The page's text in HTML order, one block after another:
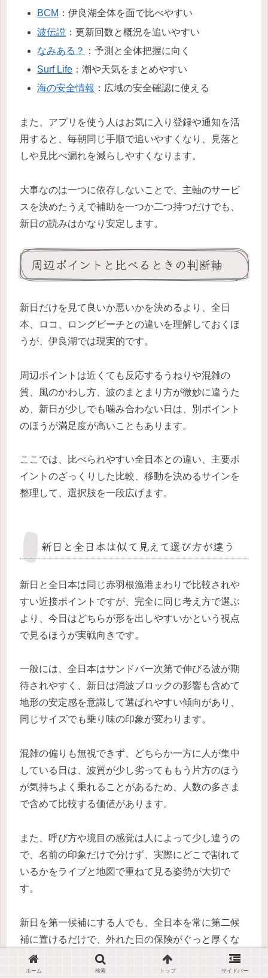
BCM ：伊良湖全体を面で比べやすい
波伝説 ：更新回数と概況を追いやすい
なみある？
：予測と全体把握に向く
Surf Life ：潮や天気をまとめやすい
海の安全情報 ：広域の安全確認に使える
また、アプリを使う人はお気に入り登録や通知を活
用すると、毎朝同じ手順で追いやすくなり、見落と
しや見比べ漏れを減らしやすくなります。
大事なのは一つに依存しないことで、主軸のサービ
スを決めたうえで補助を一つか二つ持つだけでも、
新日の読みはかなり安定します。
周辺ポイントと比べるときの判断軸
新日だけを見て良いか悪いかを決めるより、全日
本、ロコ、ロングビーチとの違いを理解しておくほ
うが、伊良湖では現実的です。
周辺ポイントは近くても反応するうねりや混雑の
質、風のかわし方、波のまとまり方が微妙に違うた
め、新日が少しでも噛み合わない日は、別ポイント
のほうが満足度が高いこともあります。
ここでは、比べられやすい全日本との違い、主要ポ
イントのざっくりした比較、移動を決めるサインを
整理して、選択肢を一段広げます。
新日と全日本は似て見えて選び方が違う
新日と全日本は同じ赤羽根漁港まわりで比較されや
すい近接ポイントですが、完全に同じ考え方で選ぶ
より、今日はどちらが形を出しやすいかという視点
で見るほうが実戦向きです。
一般には、全日本はサンドバー次第で伸びる波が期
待されやすく、新日は消波ブロックの影響も含めて
地形の安定感を意識して選ばれやすい傾向があり、
同じサイズでも乗り味の印象が変わります。
混雑の偏りも無視できず、どちらか一方に人が集中
している日は、波質が少し劣ってももう片方のほう
が気持ちよく乗れることがあるため、人数の多さま
で含めて比較する価値があります。
また、呼び方や境目の感覚は人によって少し違うの
で、名前の印象だけで分けず、実際にどこで割れて
いるかをライブと地図で重ねて見る姿勢が大切で
す。
新日を第一候補にする人でも、全日本を常に第二候
補に置けるだけで、外れた日の保険がぐっと厚くな
ります。
ホーム 検索 トップ サイドバー